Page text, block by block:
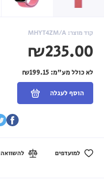
קוד מוצר: MHYT4ZM/A
₪235.00
לא כולל מע"מ:₪199.15
הוסף לעגלה
למועדפים להשוואה